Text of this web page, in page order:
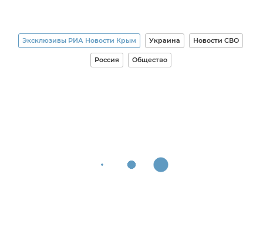
Эксклюзивы РИА Новости Крым Украина Новости СВО
Россия Общество